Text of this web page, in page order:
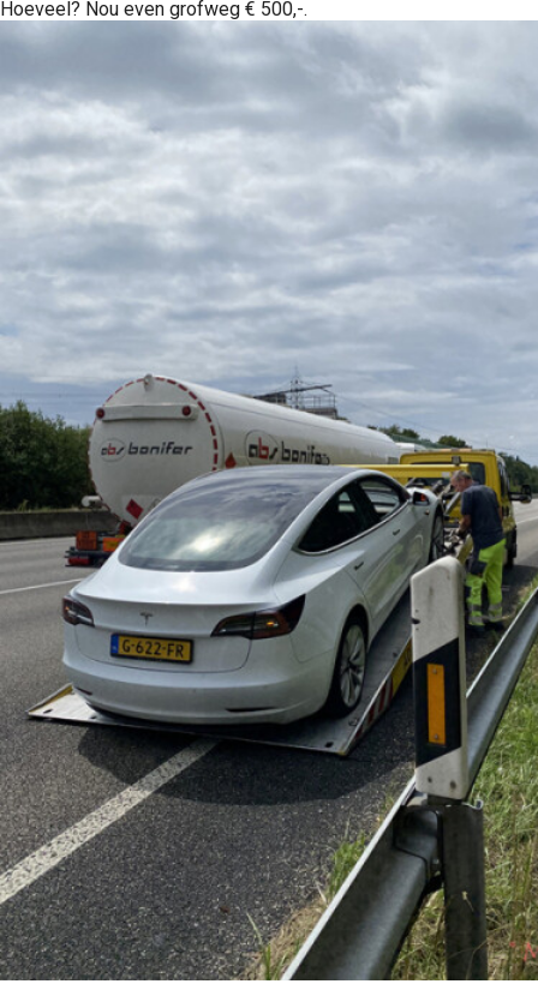
Hoeveel? Nou even grofweg € 500,-.